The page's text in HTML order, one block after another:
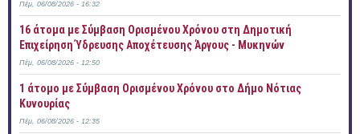
Πέμ, 06/08/2026 - 16:32
16 άτομα με Σύμβαση Ορισμένου Χρόνου στη Δημοτική
Επιχείρηση Ύδρευσης Αποχέτευσης Άργους - Μυκηνών
Πέμ, 06/08/2026 - 12:50
1 άτομο με Σύμβαση Ορισμένου Χρόνου στο Δήμο Νότιας
Κυνουρίας
Πέμ, 06/08/2026 - 12:35